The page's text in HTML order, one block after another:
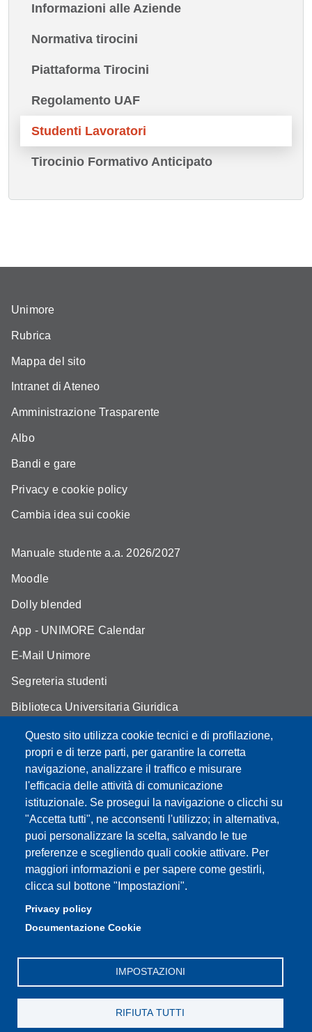
Informazioni alle Aziende
Normativa tirocini
Piattaforma Tirocini
Regolamento UAF
Studenti Lavoratori
Tirocinio Formativo Anticipato
Questo sito utilizza cookie tecnici e di profilazione,
propri e di terze parti, per garantire la corretta
navigazione, analizzare il traffico e misurare
l'efficacia delle attività di comunicazione
istituzionale. Se prosegui la navigazione o clicchi su
"Accetta tutti", ne acconsenti l'utilizzo; in alternativa,
puoi personalizzare la scelta, salvando le tue
preferenze e scegliendo quali cookie attivare. Per
maggiori informazioni e per sapere come gestirli,
clicca sul bottone "Impostazioni".
Privacy policy
Documentazione Cookie
IMPOSTAZIONI
RIFIUTA TUTTI
Unimore
Rubrica
Mappa del sito
Intranet di Ateneo
Amministrazione Trasparente
Albo
Bandi e gare
Privacy e cookie policy
Cambia idea sui cookie
Manuale studente a.a. 2026/2027
Moodle
Dolly blended
App - UNIMORE Calendar
E-Mail Unimore
Segreteria studenti
Biblioteca Universitaria Giuridica
Assicurazione qualità
Contatti
Partita IVA: 00427620364
Dipartimento di Giurisprudenza
Sede: Via San Geminiano 3 - 41121 Modena
Email: helpdesk.giurisprudenza@unimore.it
Telefono: 059 205 8170 (Portineria) | 059 205 8181
(Amministrazione) | 059 205 8213 (Didattica)